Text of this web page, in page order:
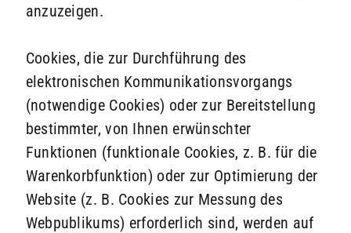
anzuzeigen.
Cookies, die zur Durchführung des
elektronischen Kommunikationsvorgangs
(notwendige Cookies) oder zur Bereitstellung
bestimmter, von Ihnen erwünschter
Funktionen (funktionale Cookies, z. B. für die
Warenkorbfunktion) oder zur Optimierung der
Website (z. B. Cookies zur Messung des
Webpublikums) erforderlich sind, werden auf